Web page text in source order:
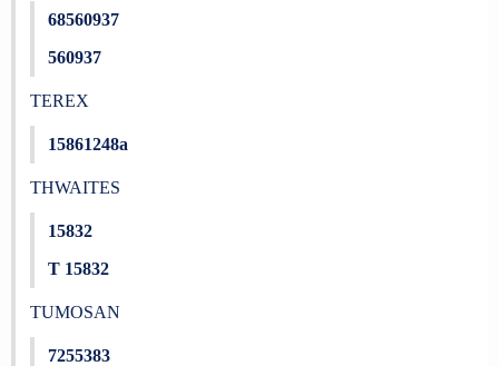
68560937
560937
TEREX
15861248a
THWAITES
15832
T 15832
TUMOSAN
7255383